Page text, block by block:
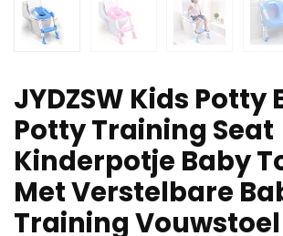
JYDZSW Kids Potty
Potty Training Seat
Kinderpotje Baby
Met Verstelbare
Training